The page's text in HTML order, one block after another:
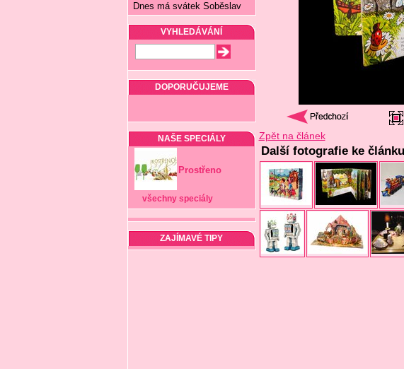
Dnes má svátek Soběslav
VYHLEDÁVÁNÍ
DOPORUČUJEME
NAŠE SPECIÁLY
Prostřeno
všechny speciály
ZAJÍMAVÉ TIPY
Zpět na článek
Další fotografie ke